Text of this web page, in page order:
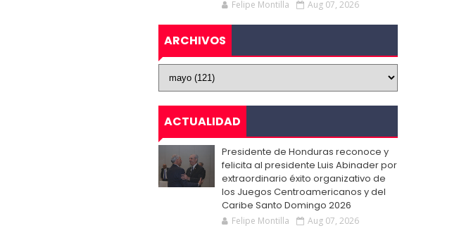
Felipe Montilla Aug 07, 2026
ARCHIVOS
ACTUALIDAD
Presidente de Honduras reconoce y
felicita al presidente Luis Abinader por
extraordinario éxito organizativo de
los Juegos Centroamericanos y del
Caribe Santo Domingo 2026
Felipe Montilla Aug 07, 2026